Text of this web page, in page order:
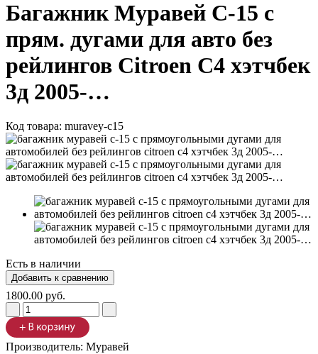
Багажник Муравей С-15 с
прям. дугами для авто без
рейлингов Citroen С4 хэтчбек
3д 2005-…
Код товара: muravey-c15
Есть в наличии
1800.00 руб.
Производитель: Муравей